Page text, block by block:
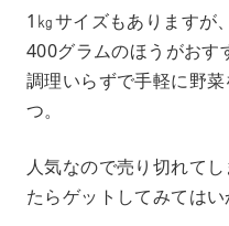
1㎏サイズもありますが
400グラムのほうがおす
調理いらずで手軽に野
つ。
人気なので売り切れて
たらゲットしてみてはい